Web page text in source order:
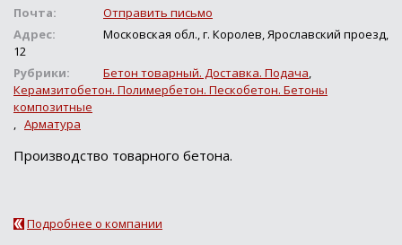
Почта:
Отправить письмо
Адрес:
Московская обл., г. Королев, Ярославский проезд,
12
Рубрики:
Бетон товарный. Доставка. Подача,
Керамзитобетон. Полимербетон. Пескобетон. Бетоны
композитные
, Арматура
Производство товарного бетона.
Подробнее о компании